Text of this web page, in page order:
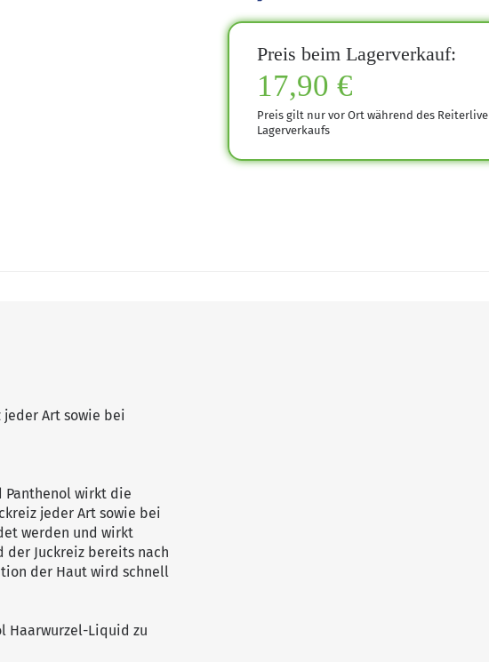
Preis beim Lagerverkauf:
17,90 €
Preis gilt nur vor Ort während des Reiterlive
Lagerverkaufs
Art sowie bei
Panthenol wirkt die
jeder Art sowie bei
werden und wirkt
Juckreiz bereits nach
der Haut wird schnell
Haarwurzel-Liquid zu